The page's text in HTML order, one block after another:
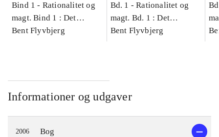
Bind 1 - Rationalitet og
magt. Bind 1 : Det
konkretes videnskab
Bent Flyvbjerg
Bd. 1 -Rationalitet og
magt. Bd. 1 : Det
konkretes videnskab
Bent Flyvbjerg
Informationer og udgaver
2006 Bog